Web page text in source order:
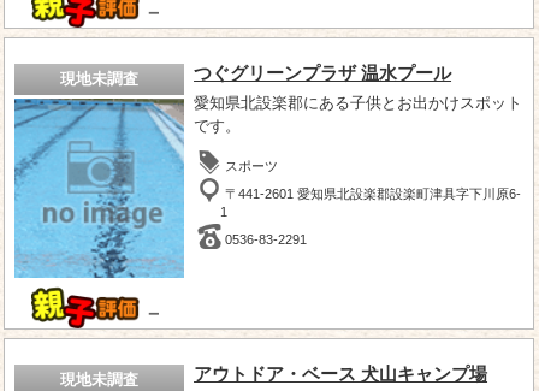
－
現地未調査
－
つぐグリーンプラザ 温水プール
愛知県北設楽郡にある子供とお出かけスポット
です。
スポーツ
〒441-2601 愛知県北設楽郡設楽町津具字下川原6-
1
0536-83-2291
現地未調査 アウトドア・ベース 犬山キャンプ場